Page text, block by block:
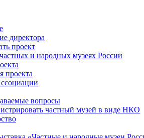
директора
проект
и народных музеях России
проекта
вопросы
частный музей в виде НКО